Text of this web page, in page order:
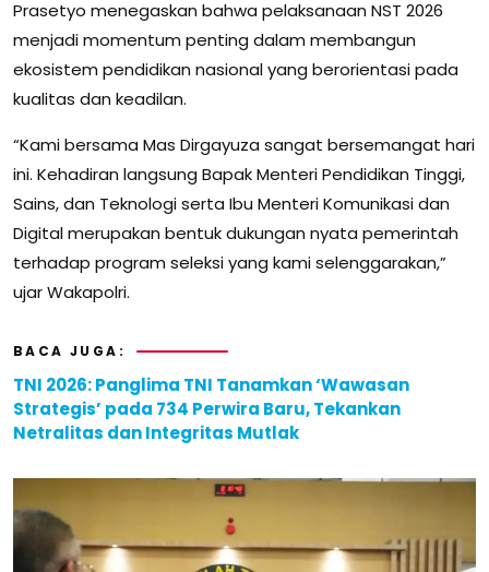
Prasetyo menegaskan bahwa pelaksanaan NST 2026
menjadi momentum penting dalam membangun
ekosistem pendidikan nasional yang berorientasi pada
kualitas dan keadilan.
“Kami bersama Mas Dirgayuza sangat bersemangat hari
ini. Kehadiran langsung Bapak Menteri Pendidikan Tinggi,
Sains, dan Teknologi serta Ibu Menteri Komunikasi dan
Digital merupakan bentuk dukungan nyata pemerintah
terhadap program seleksi yang kami selenggarakan,”
ujar Wakapolri.
BACA JUGA:
TNI 2026: Panglima TNI Tanamkan ‘Wawasan
Strategis’ pada 734 Perwira Baru, Tekankan
Netralitas dan Integritas Mutlak